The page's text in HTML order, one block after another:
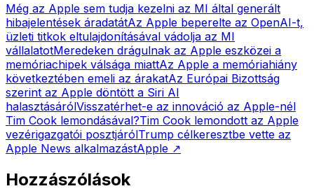
Még az Apple sem tudja kezelni az MI által generált
hibajelentések áradatátAz Apple beperelte az OpenAI-t,
üzleti titkok eltulajdonításával vádolja az MI
vállalatotMeredeken drágulnak az Apple eszközei a
memóriachipek válsága miattAz Apple a memóriahiány
következtében emeli az árakatAz Európai Bizottság
szerint az Apple döntött a Siri AI
halasztásárólVisszatérhet-e az innováció az Apple-nél
Tim Cook lemondásával?Tim Cook lemondott az Apple
vezérigazgatói posztjárólTrump célkeresztbe vette az
Apple News alkalmazástApple ↗
Hozzászólások